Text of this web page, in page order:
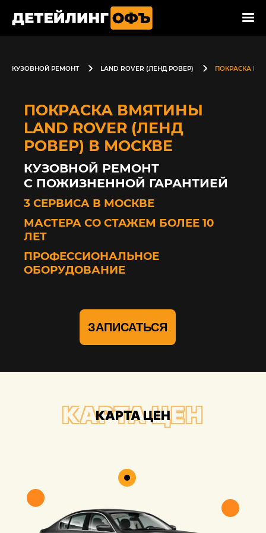
КУЗОВНОЙ РЕМОНТ LAND ROVER (ЛЕНД РОВЕР) ПОКРАСКА
ПОКРАСКА ВМЯТИНЫ
LAND ROVER (ЛЕНД
РОВЕР) В МОСКВЕ
КУЗОВНОЙ РЕМОНТ
С ПОЖИЗНЕННОЙ ГАРАНТИЕЙ
3 СЕРВИСА В МОСКВЕ
МАСТЕРА СО СТАЖЕМ БОЛЕЕ 10
ЛЕТ
ПРОФЕССИОНАЛЬНОЕ
ОБОРУДОВАНИЕ
ЗАПИСАТЬСЯ
КАРТА ЦЕН
КАРТА ЦЕН